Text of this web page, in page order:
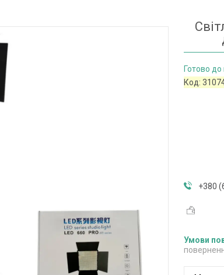
Готово до
Код:
+380